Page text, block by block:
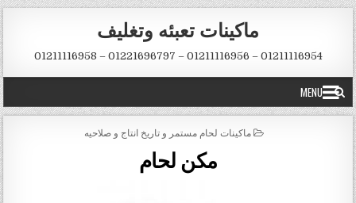
Skip to content
ماكينات تعبئه وتغليف
01211116954 – 01211116956 – 01221696797 – 01211116958
MENU
POSTED IN
ماكينات لحام مستمر و تاريخ انتاج و صلاحيه
مكن لحام